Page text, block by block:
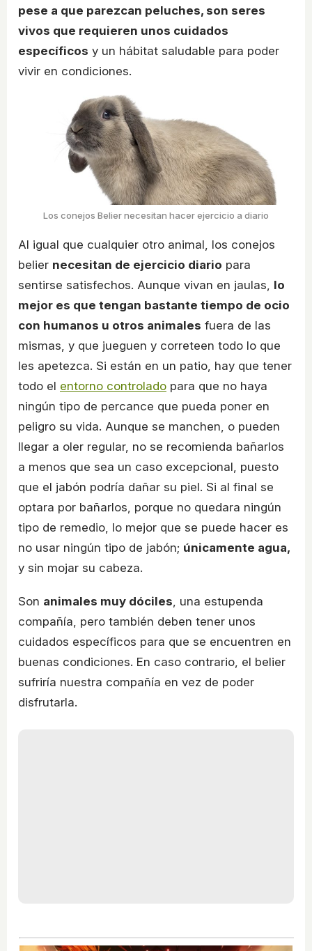
pese a que parezcan peluches, son seres
vivos que requieren unos cuidados
específicos y un hábitat saludable para poder
vivir en condiciones.
Los conejos Belier necesitan hacer ejercicio a diario
Al igual que cualquier otro animal, los conejos
belier necesitan de ejercicio diario para
sentirse satisfechos. Aunque vivan en jaulas, lo
mejor es que tengan bastante tiempo de ocio
con humanos u otros animales fuera de las
mismas, y que jueguen y correteen todo lo que
les apetezca. Si están en un patio, hay que tener
todo el entorno controlado para que no haya
ningún tipo de percance que pueda poner en
peligro su vida. Aunque se manchen, o pueden
llegar a oler regular, no se recomienda bañarlos
a menos que sea un caso excepcional, puesto
que el jabón podría dañar su piel. Si al final se
optara por bañarlos, porque no quedara ningún
tipo de remedio, lo mejor que se puede hacer es
no usar ningún tipo de jabón; únicamente agua,
y sin mojar su cabeza.
Son animales muy dóciles, una estupenda
compañía, pero también deben tener unos
cuidados específicos para que se encuentren en
buenas condiciones. En caso contrario, el belier
sufriría nuestra compañía en vez de poder
disfrutarla.